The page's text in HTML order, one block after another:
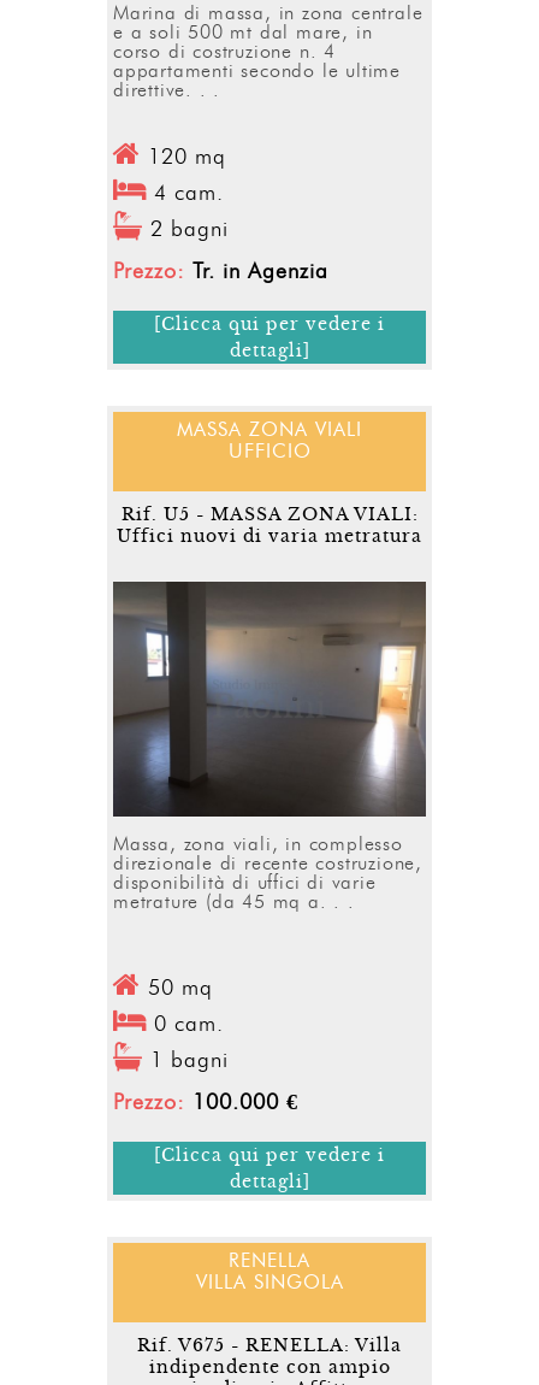
Marina di massa, in zona centrale
e a soli 500 mt dal mare, in
corso di costruzione n. 4
appartamenti secondo le ultime
direttive. . .
120 mq
4 cam.
2 bagni
Prezzo: Tr. in Agenzia
[Clicca qui per vedere i
dettagli]
MASSA ZONA VIALI
UFFICIO
Rif. U5 - MASSA ZONA VIALI:
Uffici nuovi di varia metratura
Massa, zona viali, in complesso
direzionale di recente costruzione,
disponibilità di uffici di varie
metrature (da 45 mq a. . .
50 mq
0 cam.
1 bagni
Prezzo: 100.000 €
[Clicca qui per vedere i
dettagli]
RENELLA
VILLA SINGOLA
Rif. V675 - RENELLA: Villa
indipendente con ampio